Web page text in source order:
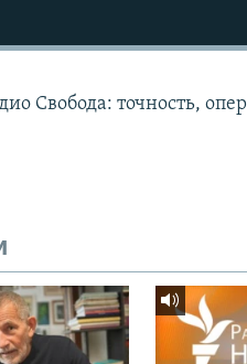
Свобода: точность,